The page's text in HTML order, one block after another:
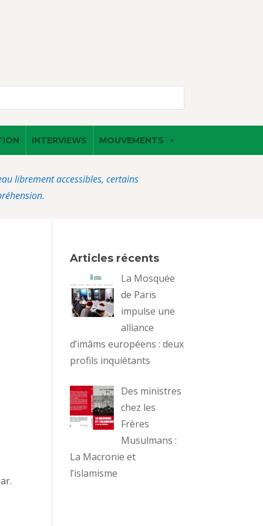
INTERVIEWS MOUVEMENTS
librement accessibles, certains
Articles récents
La Mosquée
de Paris
impulse une
alliance
d’imâms européens : deux
profils inquiétants
Des ministres
chez les
Frères
Musulmans :
La Macronie et
l’islamisme